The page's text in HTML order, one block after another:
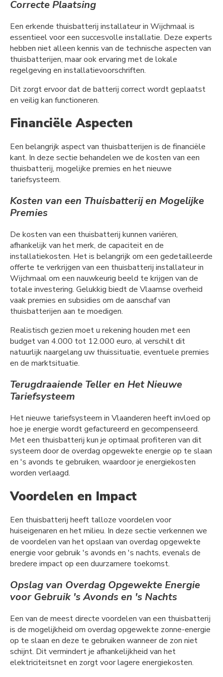
Correcte Plaatsing
Een erkende thuisbatterij installateur in Wijchmaal is
essentieel voor een succesvolle installatie. Deze experts
hebben niet alleen kennis van de technische aspecten van
thuisbatterijen, maar ook ervaring met de lokale
regelgeving en installatievoorschriften.
Dit zorgt ervoor dat de batterij correct wordt geplaatst
en veilig kan functioneren.
Financiële Aspecten
Een belangrijk aspect van thuisbatterijen is de financiële
kant. In deze sectie behandelen we de kosten van een
thuisbatterij, mogelijke premies en het nieuwe
tariefsysteem.
Kosten van een Thuisbatterij en Mogelijke
Premies
De kosten van een thuisbatterij kunnen variëren,
afhankelijk van het merk, de capaciteit en de
installatiekosten. Het is belangrijk om een gedetailleerde
offerte te verkrijgen van een thuisbatterij installateur in
Wijchmaal om een nauwkeurig beeld te krijgen van de
totale investering. Gelukkig biedt de Vlaamse overheid
vaak premies en subsidies om de aanschaf van
thuisbatterijen aan te moedigen.
Realistisch gezien moet u rekening houden met een
budget van 4.000 tot 12.000 euro, al verschilt dit
natuurlijk naargelang uw thuissituatie, eventuele premies
en de marktsituatie.
Terugdraaiende Teller en Het Nieuwe
Tariefsysteem
Het nieuwe tariefsysteem in Vlaanderen heeft invloed op
hoe je energie wordt gefactureerd en gecompenseerd.
Met een thuisbatterij kun je optimaal profiteren van dit
systeem door de overdag opgewekte energie op te slaan
en 's avonds te gebruiken, waardoor je energiekosten
worden verlaagd.
Voordelen en Impact
Een thuisbatterij heeft talloze voordelen voor
huiseigenaren en het milieu. In deze sectie verkennen we
de voordelen van het opslaan van overdag opgewekte
energie voor gebruik 's avonds en 's nachts, evenals de
bredere impact op een duurzamere toekomst.
Opslag van Overdag Opgewekte Energie
voor Gebruik 's Avonds en 's Nachts
Een van de meest directe voordelen van een thuisbatterij
is de mogelijkheid om overdag opgewekte zonne-energie
op te slaan en deze te gebruiken wanneer de zon niet
schijnt. Dit vermindert je afhankelijkheid van het
elektriciteitsnet en zorgt voor lagere energiekosten.